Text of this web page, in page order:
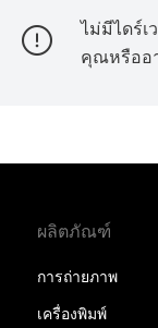
ไม่มีไดร์เ
คุณหรืออ
ผลิตภัณฑ์
การถ่ายภาพ
เครื่องพิมพ์